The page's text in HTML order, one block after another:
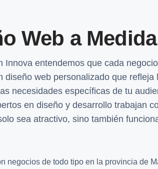
Web a Medida
Innova entendemos que cada
diseño web personalizado que
necesidades específicas de tu
en diseño y desarrollo trabajan
sea atractivo, sino también
negocios de todo tipo en la provincia de